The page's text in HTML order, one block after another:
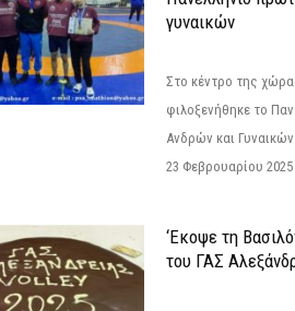
γυναικών
Στο κέντρο της
φιλοξενήθηκε το
Ανδρών και
23 Φεβρουαρίου
‘Εκοψε τη
του ΓΑΣ